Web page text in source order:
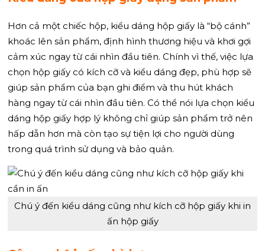
Hơn cả một chiếc hộp, kiểu dáng hộp giấy là “bộ cánh”
khoác lên sản phẩm, định hình thương hiệu và khơi gợi
cảm xúc ngay từ cái nhìn đầu tiên. Chính vì thế, việc lựa
chọn hộp giấy có kích cỡ và kiểu dáng đẹp, phù hợp sẽ
giúp sản phẩm của bạn ghi điểm và thu hút khách
hàng ngay từ cái nhìn đầu tiên. Có thể nói lựa chọn kiểu
dáng hộp giấy hợp lý không chỉ giúp sản phẩm trở nên
hấp dẫn hơn mà còn tạo sự tiện lợi cho người dùng
trong quá trình sử dụng và bảo quản.
Chú ý đến kiểu dáng cũng như kích cỡ hộp giấy khi in
ấn hộp giấy